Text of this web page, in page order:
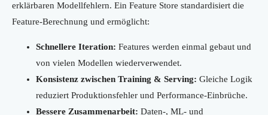
erklärbaren Modellfehlern. Ein Feature Store standardisiert die
Feature-Berechnung und ermöglicht:
Schnellere Iteration: Features werden einmal gebaut und
von vielen Modellen wiederverwendet.
Konsistenz zwischen Training & Serving: Gleiche Logik
reduziert Produktionsfehler und Performance-Einbrüche.
Bessere Zusammenarbeit: Daten-, ML- und